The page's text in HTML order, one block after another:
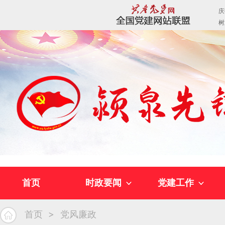
首页 时政要闻 党建工作
首页 党风廉政